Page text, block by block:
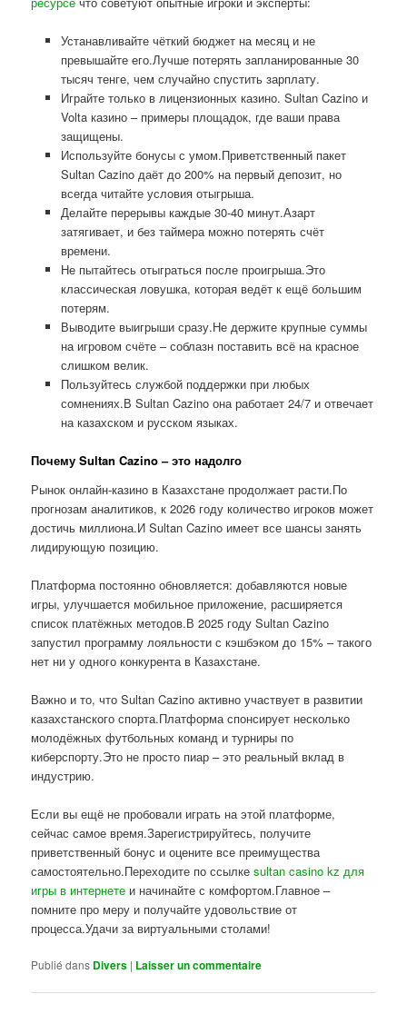
Устанавливайте чёткий бюджет на месяц и не
превышайте его.Лучше потерять запланированные 30
тысяч тенге, чем случайно спустить зарплату.
Играйте только в лицензионных казино. Sultan Cazino и
Volta казино – примеры площадок, где ваши права
защищены.
Используйте бонусы с умом.Приветственный пакет
Sultan Cazino даёт до 200% на первый депозит, но
всегда читайте условия отыгрыша.
Делайте перерывы каждые 30-40 минут.Азарт
затягивает, и без таймера можно потерять счёт
времени.
Не пытайтесь отыграться после проигрыша.Это
классическая ловушка, которая ведёт к ещё большим
потерям.
Выводите выигрыши сразу.Не держите крупные суммы
на игровом счёте – соблазн поставить всё на красное
слишком велик.
Пользуйтесь службой поддержки при любых
сомнениях.В Sultan Cazino она работает 24/7 и отвечает
на казахском и русском языках.
Почему Sultan Cazino – это надолго
Рынок онлайн-казино в Казахстане продолжает расти.По
прогнозам аналитиков, к 2026 году количество игроков может
достичь миллиона.И Sultan Cazino имеет все шансы занять
лидирующую позицию.
Платформа постоянно обновляется: добавляются новые
игры, улучшается мобильное приложение, расширяется
список платёжных методов.В 2025 году Sultan Cazino
запустил программу лояльности с кэшбэком до 15% – такого
нет ни у одного конкурента в Казахстане.
Важно и то, что Sultan Cazino активно участвует в развитии
казахстанского спорта.Платформа спонсирует несколько
молодёжных футбольных команд и турниры по
киберспорту.Это не просто пиар – это реальный вклад в
индустрию.
Если вы ещё не пробовали играть на этой платформе,
сейчас самое время.Зарегистрируйтесь, получите
приветственный бонус и оцените все преимущества
самостоятельно.Переходите по ссылкеsultan casino kz для
игры в интернете и начинайте с комфортом.Главное –
помните про меру и получайте удовольствие от
процесса.Удачи за виртуальными столами!
Publié dans Divers | Laisser un commentaire